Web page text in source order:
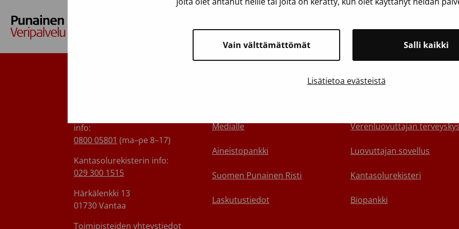
Vain välttämättömät Salli kaikki
Lisätietoa evästeistä
info:
0800 05801 (ma–pe 8–17)
Kantasolurekisterin info:
029 300 1515
Härkälenkki 13
01730 Vantaa
Toimipisteiden yhteystiedot
Tietoa Veripalvelusta
Medialle
Aineistopankki
Suomen Punainen Risti
Laskutustiedot
Suosittelemme
Verenluovuttajan
Luovuttajan sovellus
Kantasolurekisteri
Biopankki